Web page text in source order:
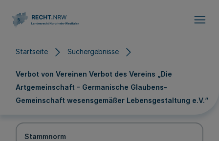
Startseite Suchergebnisse
Verbot von Vereinen Verbot des Vereins „Die
Artgemeinschaft - Germanische Glaubens-
Gemeinschaft wesensgemäßer Lebensgestaltung e.V.“
Stammnorm